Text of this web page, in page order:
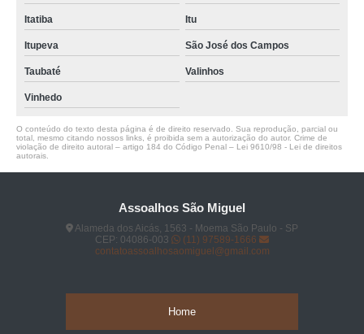
Itatiba Itu
Itupeva São José dos Campos
Taubaté Valinhos
Vinhedo
O conteúdo do texto desta página é de direito reservado. Sua reprodução, parcial ou
total, mesmo citando nossos links, é proibida sem a autorização do autor. Crime de
violação de direito autoral – artigo 184 do Código Penal – Lei 9610/98 - Lei de direitos
autorais
Assoalhos São Miguel
Alameda dos Aicás, 1563 - Moema São Paulo - SP
CEP: 04086-003
(11) 97589-1666
contatoassoalhosaomiguel@gmail.com
Home